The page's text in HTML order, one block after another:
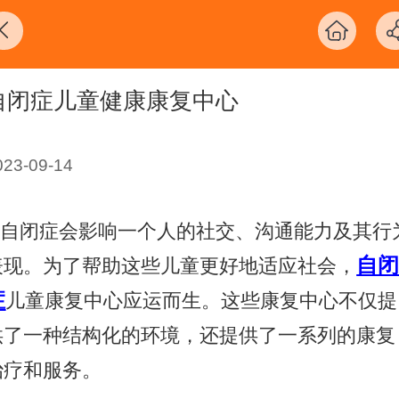
闭症儿童健康康复中心
09-14
闭症会影响一个人的社交、沟通能力及其行
。为了帮助这些儿童更好地适应社会， 自闭
儿童康复中心应运而生。这些康复中心不仅提
一种结构化的环境，还提供了一系列的康复
和服务。